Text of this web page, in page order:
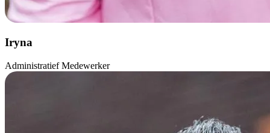
Iryna
Administratief Medewerker